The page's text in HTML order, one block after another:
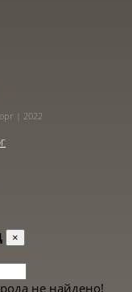
| 2022
×
не найдено!